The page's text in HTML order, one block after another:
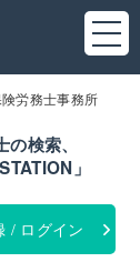
労務士事務所
検索、
」
/ ログイン